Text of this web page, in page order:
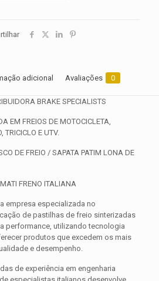
adicional Avaliações 0
BRAKE SPECIALISTS
EM FREIOS DE MOTOCICLETA,
TRICICLO E UTV.
DE FREIO / SAPATA PATIM LONA DE
FRENO ITALIANA
empresa especializada no
de pastilhas de freio sinterizadas
performance, utilizando tecnologia
produtos que excedem os mais
e desempenho.
de experiência em engenharia